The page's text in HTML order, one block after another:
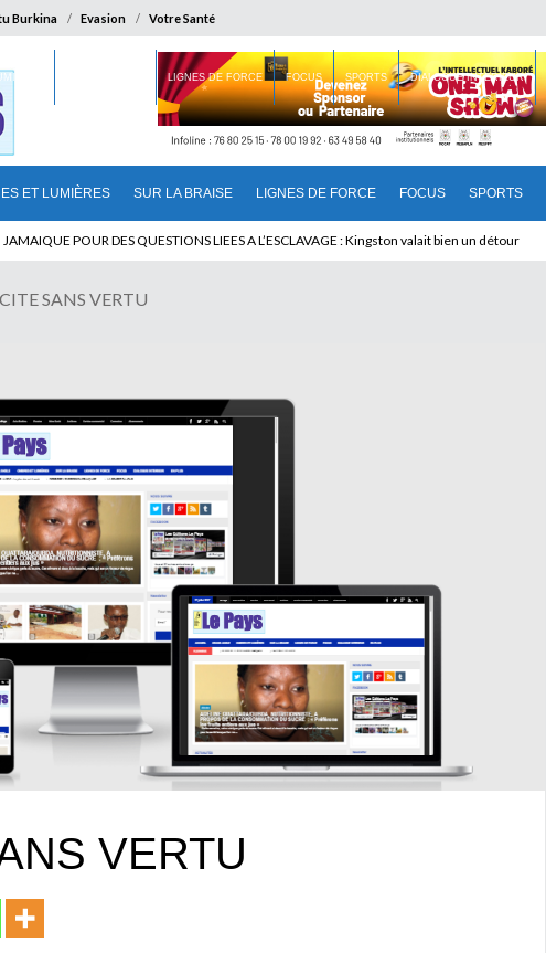
Burkina Evasion Votre Santé
ET LUMIÈRES SUR LA BRAISE LIGNES DE FORCE FOCUS SPORTS
LIGNES DE FORCE FOCUS SPORTS DIALOGUE INTERIEUR
DE PAUL BIYA DU CAMEROUN : Qui pilote le Cameroun ?
SANS VERTU
VERTU